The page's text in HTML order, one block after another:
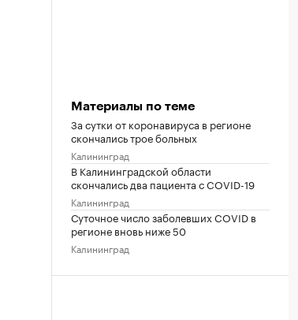
Материалы по теме
За сутки от коронавируса в регионе
скончались трое больных
Калининград
В Калининградской области
скончались два пациента с COVID-19
Калининград
Суточное число заболевших COVID в
регионе вновь ниже 50
Калининград